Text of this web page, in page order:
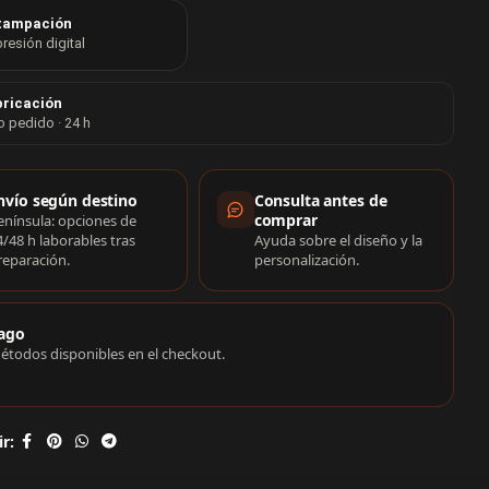
digital
pedido · 24 h
de compra
según destino
opciones de
48 h laborables tras
Consulta antes de
comprar
Ayuda sobre el diseño y la
personalización.
disponibles en el checkout.